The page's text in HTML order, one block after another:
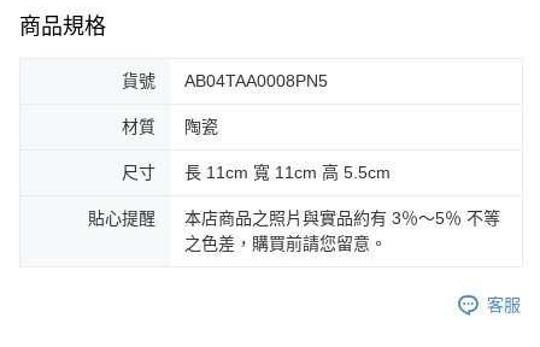
商品規格
貨號 AB04TAA0008PN5
材質 陶瓷
尺寸 長 11cm 寬 11cm 高 5.5cm
貼心提醒
本店商品之照片與實品約有 3％～5％ 不等
之色差，購買前請您留意。
客服